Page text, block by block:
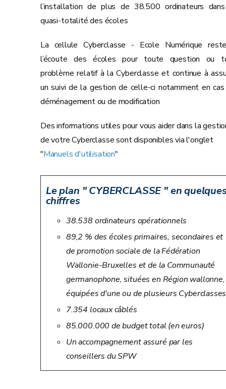
l’installation de plus de 38.500 ordinateurs
quasi-totalité des écoles
La cellule Cyberclasse - Ecole Numérique
l’écoute des écoles pour toute question ou
problème relatif à la Cyberclasse et continue à
un suivi de la gestion de celle-ci notamment en
déménagement ou de modification
Des informations utiles pour vous aider dans la
de votre Cyberclasse sont disponibles via l'onglet
"Manuels d'utilisation"
Le plan " CYBERCLASSE " en
chiffres
38.538 ordinateurs opérationnels
89,2 % des écoles primaires, secondaires et
de promotion sociale de la Fédération
Wallonie-Bruxelles et de la Communauté
germanophone, situées en Région wallonne,
équipées d'une ou de plusieurs
7.354 locaux câblés
85.000.000 de budget total (en euros)
Un accompagnement assuré par les
conseillers du SPW